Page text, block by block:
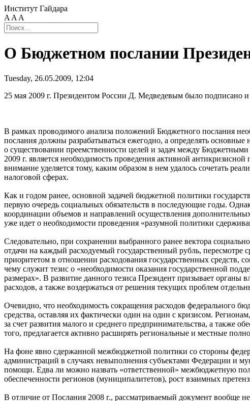
Институт Гайдара
A A A
О Бюджетном послании
Tuesday, 26.05.2009, 12:04
25 мая 2009 г. Президентом России Д. Медведевым было подписано
В рамках проводимого анализа положений Бюджетного послания
послания должны разрабатываться ежегодно, а определять
о существовании преемственности целей и задач между
2009 г. является необходимость проведения активной
внимание уделяется тому, каким образом в нем удалось сочетать
налоговой сферах.
Как и годом ранее, основной задачей бюджетной политики
первую очередь социальных обязательств в последующие годы.
координации объемов и направлений осуществления
уже идет о необходимости проведения «разумной политики
Следовательно, при сохранении выбранного ранее вектора
отдачи на каждый расходуемый государственный рубль, пересмотре
приоритетом в отношении расходования государственных средств,
чему служит тезис о «необходимости оказания государственной
размерах». В развитие данного тезиса Президент призывает
расходов, а также воздержаться от решения текущих проблем
Очевидно, что необходимость сокращения расходов федерального
средства, оставляя их фактически один на один с кризисом.
за счет развития малого и среднего предпринимательства, а также
того, предлагается активно расширять региональные и местные
На фоне явно сдержанной межбюджетной политики со стороны
администраций в случаях невыполнения субъектами Федерации и
помощи. Едва ли можно назвать «ответственной» межбюджетную
обеспеченности регионов (муниципалитетов), рост взаимных
В отличие от Послания 2008 г., рассматриваемый документ вообще